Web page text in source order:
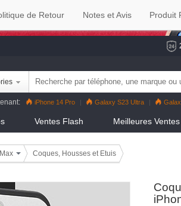
iPhone 14 Pro Galaxy S23 Ultra
Ventes Flash Meilleures Ventes
Coques, Housses et Etuis
de Retour Notes et Avis Produit